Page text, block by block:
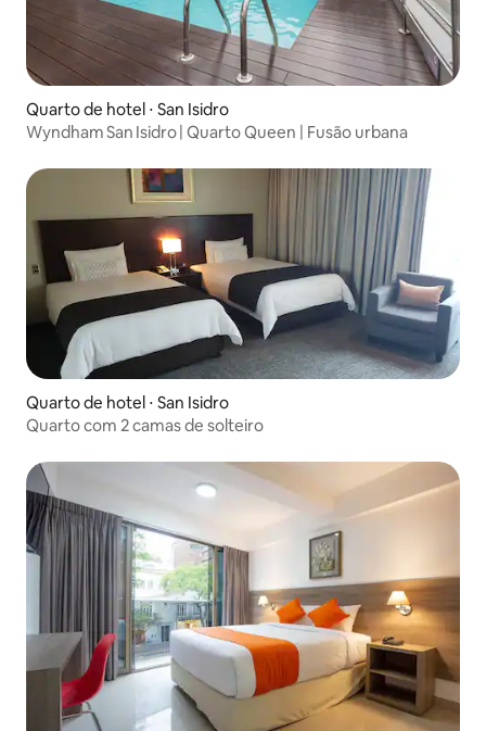
Quarto de hotel ⋅ San Isidro
Wyndham San Isidro | Quarto Queen | Fusão urbana
Quarto de hotel ⋅ San Isidro
Quarto com 2 camas de solteiro